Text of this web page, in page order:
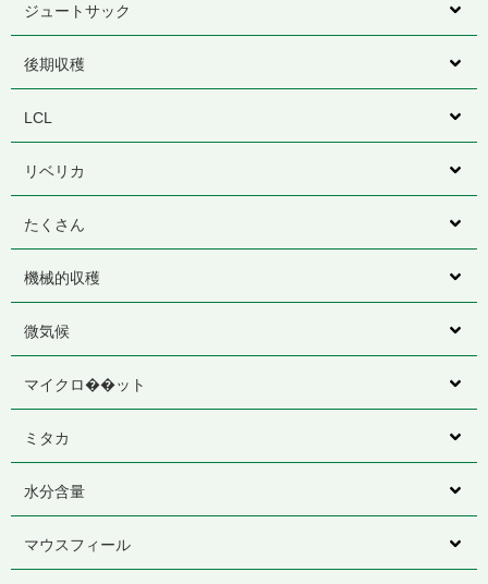
ジュートサック
後期収穫
LCL
リベリカ
たくさん
機械的収穫
微気候
マイクロ��ット
ミタカ
水分含量
マウスフィール